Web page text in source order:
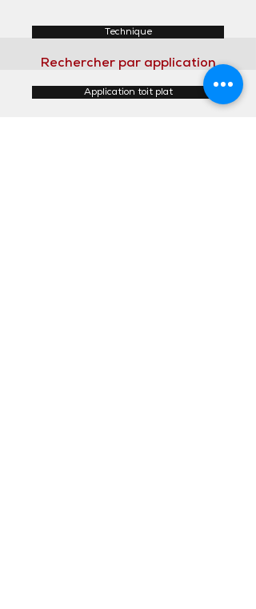
Technique
Rechercher par application
Application toit plat